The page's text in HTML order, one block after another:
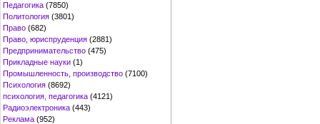
Педагогика (7850)
Политология (3801)
Право (682)
Право, юриспруденция (2881)
Предпринимательство (475)
Прикладные науки (1)
Промышленность, производство (7100)
Психология (8692)
психология, педагогика (4121)
Радиоэлектроника (443)
Реклама (952)